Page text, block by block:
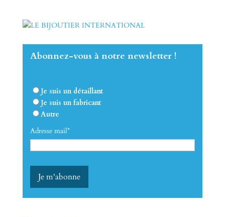
Abonnez-vous à notre newsletter !
Je suis un détaillant
Je suis un fabricant
Autre
Adresse mail*